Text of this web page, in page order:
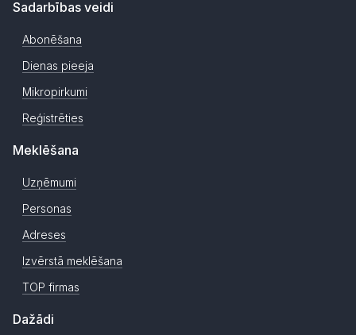
Sadarbības veidi
Abonēšana
Dienas pieeja
Mikropirkumi
Reģistrēties
Meklēšana
Uzņēmumi
Personas
Adreses
Izvērstā meklēšana
TOP firmas
Dažādi